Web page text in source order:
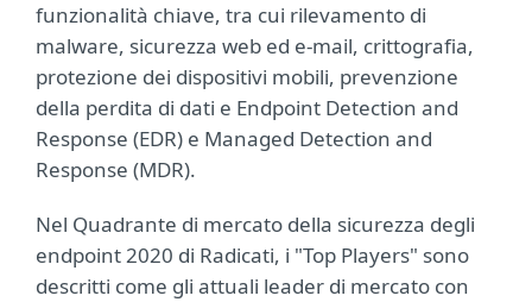
funzionalità chiave, tra cui rilevamento di
malware, sicurezza web ed e-mail, crittografia,
protezione dei dispositivi mobili, prevenzione
della perdita di dati e Endpoint Detection and
Response (EDR) e Managed Detection and
Response (MDR).
Nel Quadrante di mercato della sicurezza degli
endpoint 2020 di Radicati, i "Top Players" sono
descritti come gli attuali leader di mercato con